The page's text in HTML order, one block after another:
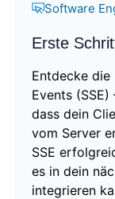
Software
Erste
Entdecke
Events
dass dein
vom Server
SSE
es in dein
integrieren